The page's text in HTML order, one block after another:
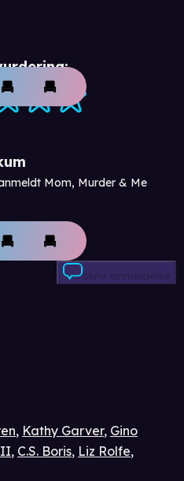
Mom, Murder & Me
Skriv anmeldelse
, Kathy Garver, Gino
, C.S. Boris, Liz Rolfe,